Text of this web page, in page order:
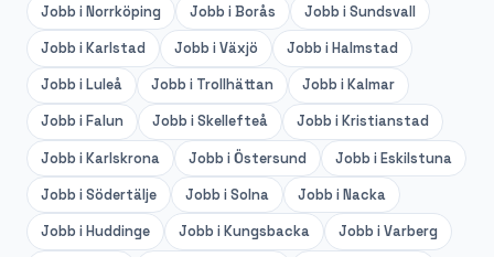
Jobb iNorrköping Jobb iBorås Jobb iSundsvall
Jobb iKarlstad Jobb iVäxjö Jobb iHalmstad
Jobb iLuleå Jobb i Trollhättan Jobb iKalmar
Jobb iFalun Jobb iSkellefteå Jobb iKristianstad
Jobb iKarlskrona Jobb iÖstersund Jobb iEskilstuna
Jobb iSödertälje Jobb iSolna Jobb iNacka
Jobb iHuddinge Jobb iKungsbacka Jobb iVarberg